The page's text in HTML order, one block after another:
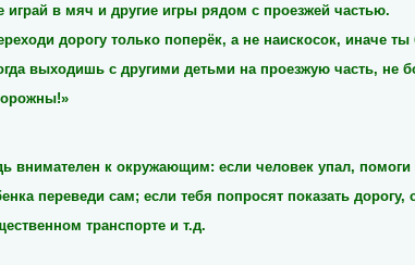
играй в мяч и другие игры рядом с проезжей частью.
дорогу только поперёк, а не наискосок, иначе
выходишь с другими детьми на проезжую часть, не
внимателен к окружающим: если человек упал,
переведи сам; если тебя попросят показать
транспорте и т.д.